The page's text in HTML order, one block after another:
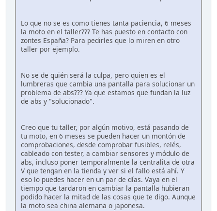
Lo que no se es como tienes tanta paciencia, 6 meses
la moto en el taller??? Te has puesto en contacto con
zontes España? Para pedirles que lo miren en otro
taller por ejemplo.
No se de quién será la culpa, pero quien es el
lumbreras que cambia una pantalla para solucionar un
problema de abs??? Ya que estamos que fundan la luz
de abs y "solucionado".
Creo que tu taller, por algún motivo, está pasando de
tu moto, en 6 meses se pueden hacer un montón de
comprobaciones, desde comprobar fusibles, relés,
cableado con tester, a cambiar sensores y módulo de
abs, incluso poner temporalmente la centralita de otra
V que tengan en la tienda y ver si el fallo está ahí. Y
eso lo puedes hacer en un par de días. Vaya en el
tiempo que tardaron en cambiar la pantalla hubieran
podido hacer la mitad de las cosas que te digo. Aunque
la moto sea china alemana o japonesa.